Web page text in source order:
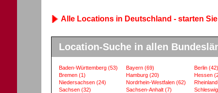
Alle Locations in Deutschland - starten
Location-Suche in allen
Baden-Württemberg (53) Bayern (69) Berlin (42)
Bremen (1) Hamburg (20) Hessen
Niedersachsen (24) Nordrhein-Westfalen (62)
Sachsen (32) Sachsen-Anhalt (7)